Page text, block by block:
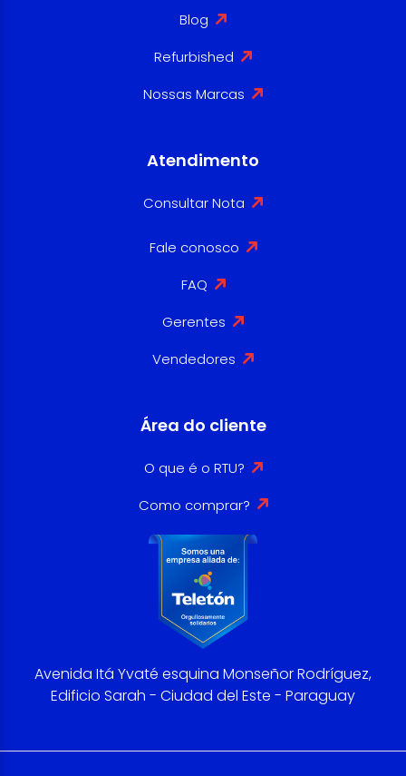
Blog
Refurbished
Nossas Marcas
Atendimento
Consultar Nota
Fale conosco
FAQ
Gerentes
Vendedores
Área do cliente
O que é o RTU?
Como comprar?
Avenida Itá Yvaté esquina Monseñor Rodríguez,
Edificio Sarah - Ciudad del Este - Paraguay